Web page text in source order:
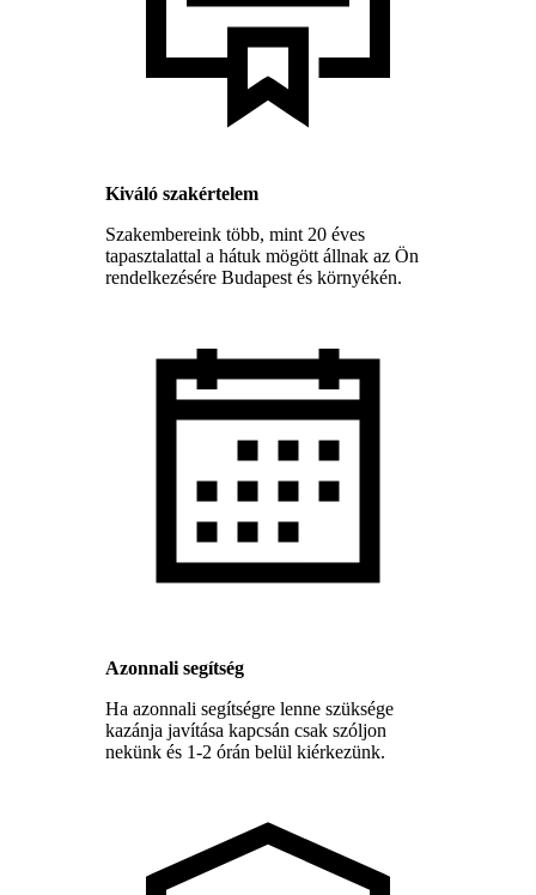
Kiváló szakértelem
Szakembereink több, mint 20 éves
tapasztalattal a hátuk mögött állnak az Ön
rendelkezésére Budapest és környékén.
Azonnali segítség
Ha azonnali segítségre lenne szüksége
kazánja javítása kapcsán csak szóljon
nekünk és 1-2 órán belül kiérkezünk.